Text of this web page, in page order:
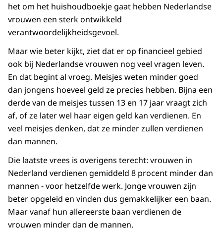
het om het huishoudboekje gaat hebben Nederlandse
vrouwen een sterk ontwikkeld
verantwoordelijkheidsgevoel.
Maar wie beter kijkt, ziet dat er op financieel gebied
ook bij Nederlandse vrouwen nog veel vragen leven.
En dat begint al vroeg. Meisjes weten minder goed
dan jongens hoeveel geld ze precies hebben. Bijna een
derde van de meisjes tussen 13 en 17 jaar vraagt zich
af, of ze later wel haar eigen geld kan verdienen. En
veel meisjes denken, dat ze minder zullen verdienen
dan mannen.
Die laatste vrees is overigens terecht: vrouwen in
Nederland verdienen gemiddeld 8 procent minder dan
mannen - voor hetzelfde werk. Jonge vrouwen zijn
beter opgeleid en vinden dus gemakkelijker een baan.
Maar vanaf hun allereerste baan verdienen de
vrouwen minder dan de mannen.